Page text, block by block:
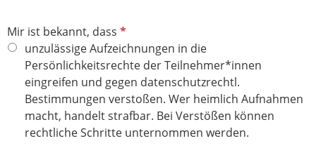
e
d
Mir ist bekannt, dass P
f
l
i
c
h
t
unzulässige Aufzeichnungen in die
Persönlichkeitsrechte der Teilnehmer*innen
eingreifen und gegen datenschutzrechtl.
Bestimmungen verstoßen. Wer heimlich Aufnahmen
macht, handelt strafbar. Bei Verstößen können
rechtliche Schritte unternommen werden.